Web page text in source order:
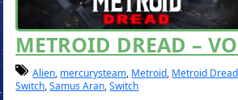
METROID DREAD –
Alien, mercurysteam, Metroid, Metroid Dread
Switch,Samus Aran,Switch